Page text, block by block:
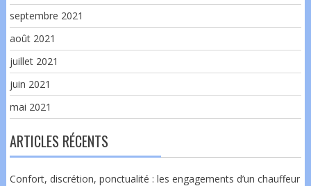
septembre 2021
août 2021
juillet 2021
juin 2021
mai 2021
ARTICLES RÉCENTS
Confort, discrétion, ponctualité : les engagements d’un chauffeur